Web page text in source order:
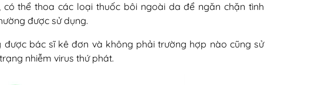
thể thoa các loại thuốc bôi ngoài da để ngăn chặn tình
được sử dụng.
được bác sĩ kê đơn và không phải trường hợp nào cũng sử
nhiễm virus thứ phát.